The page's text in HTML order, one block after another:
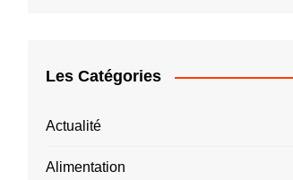
Les Catégories
Actualité
Alimentation